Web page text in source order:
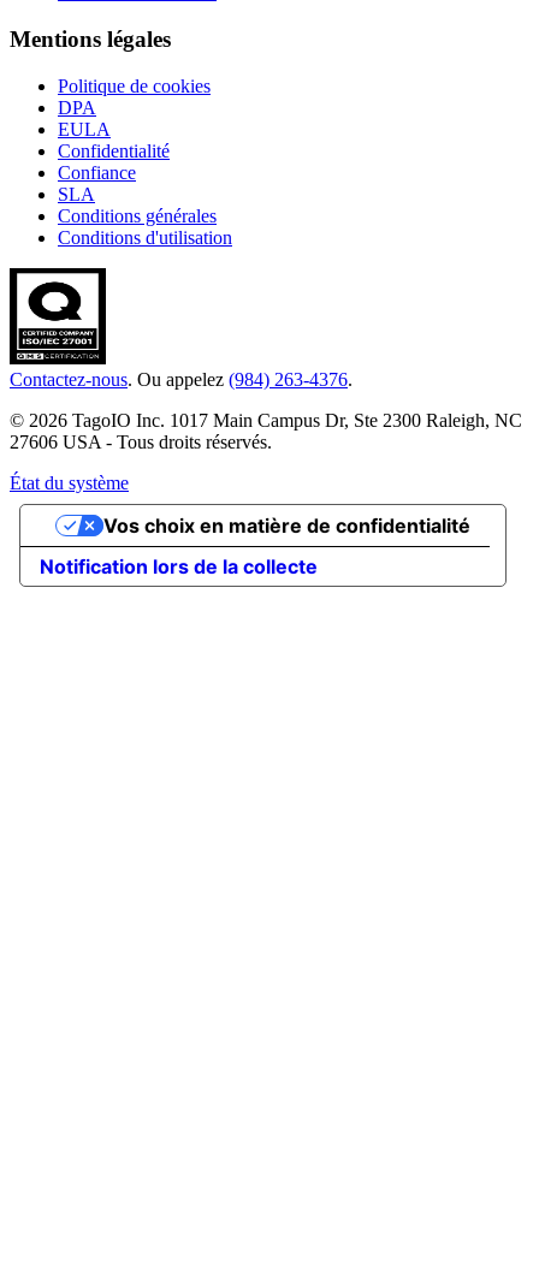
Mentions légales
Politique de cookies
DPA
EULA
Confidentialité
Confiance
SLA
Conditions générales
Conditions d'utilisation
Contactez-nous. Ou appelez (984) 263-4376.
© 2026 TagoIO Inc. 1017 Main Campus Dr, Ste 2300 Raleigh, NC
27606 USA - Tous droits réservés.
État du système
Notification lors de la collecte
Vos choix en matière de confidentialité